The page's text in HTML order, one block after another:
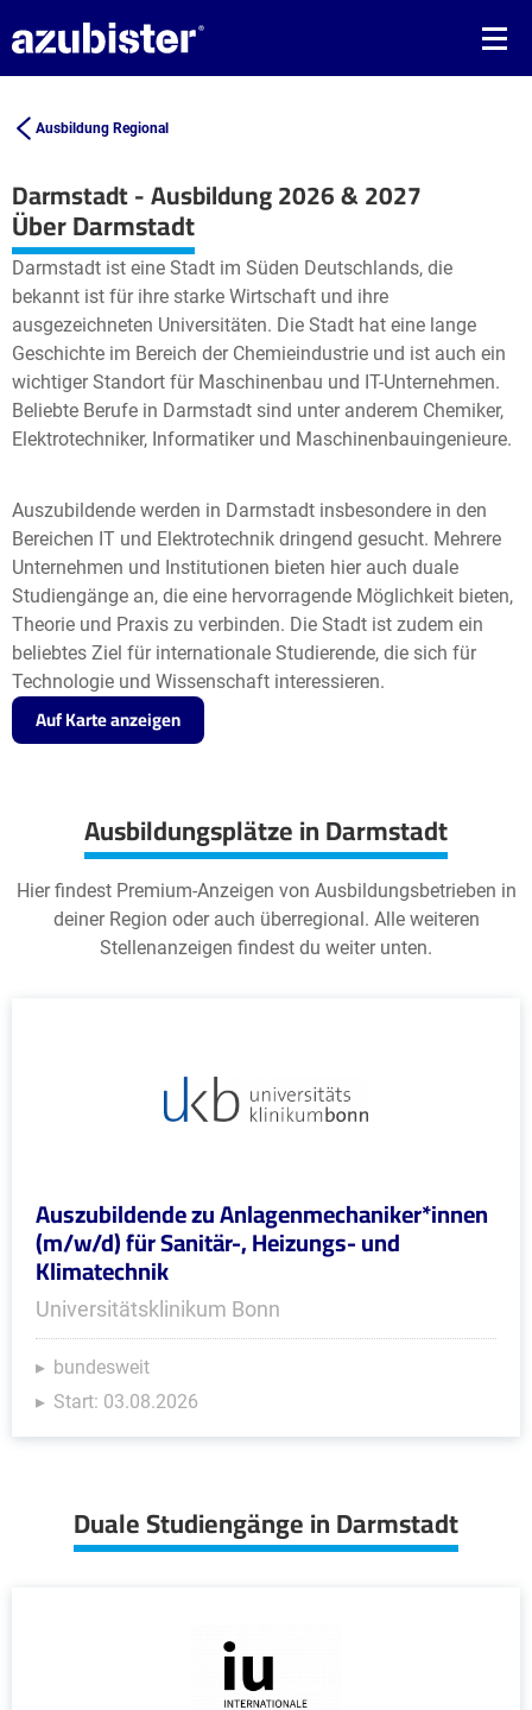
Ausbildung Regional
Darmstadt - Ausbildung 2026 & 2027
+
−
Leaflet| ©OpenStreetMap2
Über Darmstadt
Darmstadt ist eine Stadt im Süden Deutschlands, die
bekannt ist für ihre starke Wirtschaft und ihre
ausgezeichneten Universitäten. Die Stadt hat eine lange
Geschichte im Bereich der Chemieindustrie und ist auch ein
wichtiger Standort für Maschinenbau und IT-Unternehmen.
Beliebte Berufe in Darmstadt sind unter anderem Chemiker,
Elektrotechniker, Informatiker und Maschinenbauingenieure.
Auszubildende werden in Darmstadt insbesondere in den
Bereichen IT und Elektrotechnik dringend gesucht. Mehrere
Unternehmen und Institutionen bieten hier auch duale
Studiengänge an, die eine hervorragende Möglichkeit bieten,
Theorie und Praxis zu verbinden. Die Stadt ist zudem ein
beliebtes Ziel für internationale Studierende, die sich für
Technologie und Wissenschaft interessieren.
Auf Karte anzeigen
Ausbildungsplätze in Darmstadt
Hier findest Premium-Anzeigen von Ausbildungsbetrieben in
deiner Region oder auch überregional. Alle weiteren
Stellenanzeigen findest du weiter unten.
Auszubildende zu Anlagenmechaniker*innen
(m/w/d) für Sanitär-, Heizungs- und
Klimatechnik
Universitätsklinikum Bonn
bundesweit
Start: 03.08.2026
Duale Studiengänge in Darmstadt